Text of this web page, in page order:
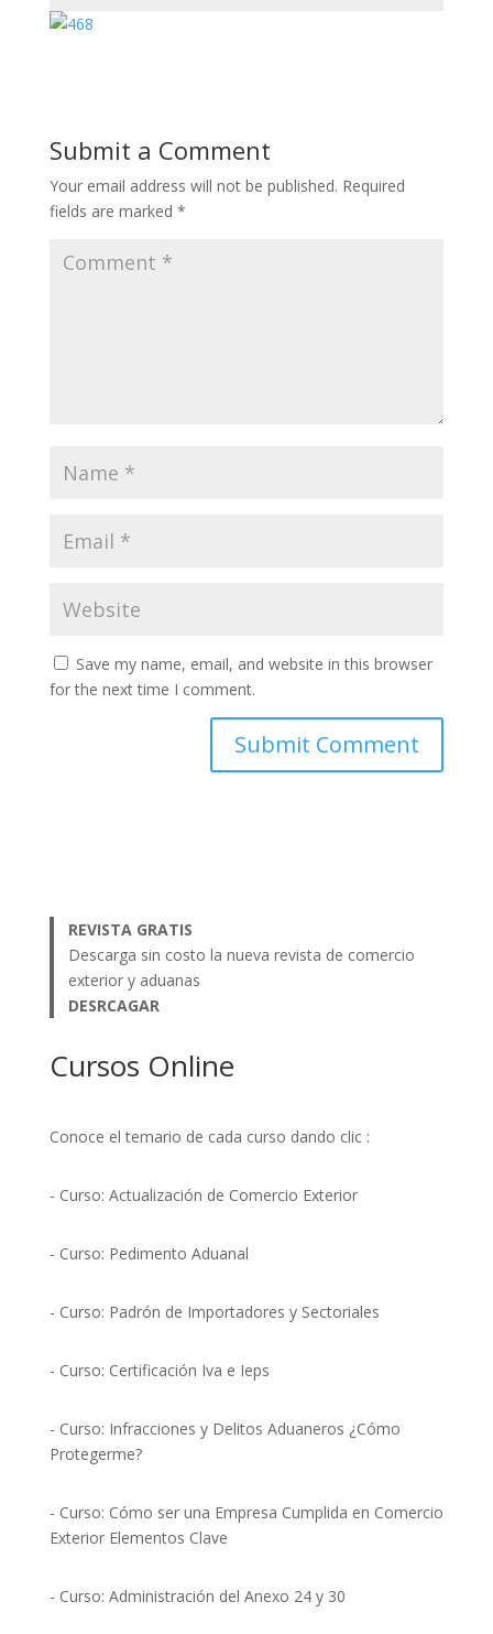
Submit a Comment
Your email address will not be published. Required
fields are marked *
Save my name, email, and website in this browser
for the next time I comment.
REVISTA GRATIS
Descarga sin costo la nueva revista de comercio
exterior y aduanas
DESRCAGAR
Cursos Online
Conoce el temario de cada curso dando clic :
- Curso: Actualización de Comercio Exterior
- Curso: Pedimento Aduanal
- Curso: Padrón de Importadores y Sectoriales
- Curso: Certificación Iva e Ieps
- Curso: Infracciones y Delitos Aduaneros ¿Cómo
Protegerme?
- Curso: Cómo ser una Empresa Cumplida en Comercio
Exterior Elementos Clave
- Curso: Administración del Anexo 24 y 30